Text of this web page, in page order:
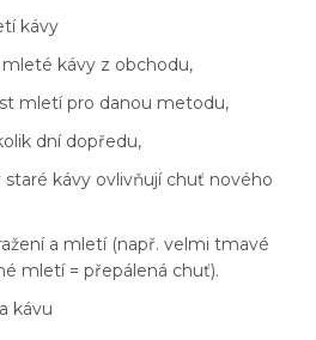
kávy
kávy z obchodu,
mletí pro danou metodu,
dní dopředu,
kávy ovlivňují chuť nového
a mletí (např. velmi tmavé
mletí = přepálená chuť).
kávu